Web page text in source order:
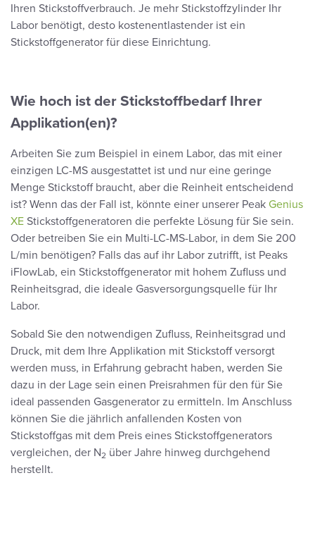
Ihren Stickstoffverbrauch. Je mehr Stickstoffzylinder Ihr
Labor benötigt, desto kostenentlastender ist ein
Stickstoffgenerator für diese Einrichtung.
Wie hoch ist der Stickstoffbedarf Ihrer
Applikation(en)?
Arbeiten Sie zum Beispiel in einem Labor, das mit einer
einzigen LC-MS ausgestattet ist und nur eine geringe
Menge Stickstoff braucht, aber die Reinheit entscheidend
ist? Wenn das der Fall ist, könnte einer unserer Peak Genius
XE Stickstoffgeneratoren die perfekte Lösung für Sie sein.
Oder betreiben Sie ein Multi-LC-MS-Labor, in dem Sie 200
L/min benötigen? Falls das auf ihr Labor zutrifft, ist Peaks
iFlowLab, ein Stickstoffgenerator mit hohem Zufluss und
Reinheitsgrad, die ideale Gasversorgungsquelle für Ihr
Labor.
Sobald Sie den notwendigen Zufluss, Reinheitsgrad und
Druck, mit dem Ihre Applikation mit Stickstoff versorgt
werden muss, in Erfahrung gebracht haben, werden Sie
dazu in der Lage sein einen Preisrahmen für den für Sie
ideal passenden Gasgenerator zu ermitteln. Im Anschluss
können Sie die jährlich anfallenden Kosten von
Stickstoffgas mit dem Preis eines Stickstoffgenerators
vergleichen, der N2 über Jahre hinweg durchgehend
herstellt.